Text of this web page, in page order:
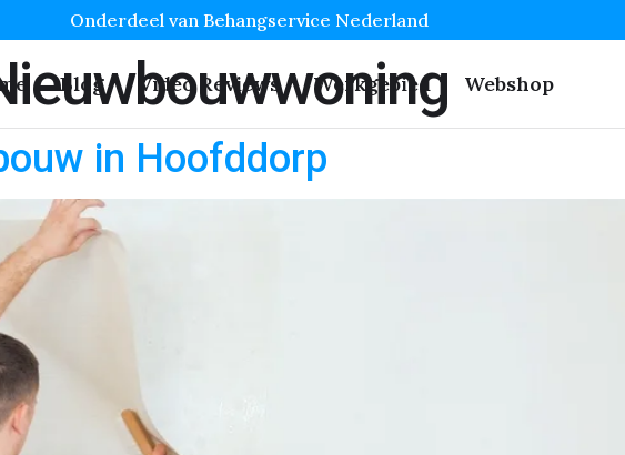
Onderdeel van Behangservice Nederland
Blog Video Reviews Werkgebied Webshop
in Hoofddorp